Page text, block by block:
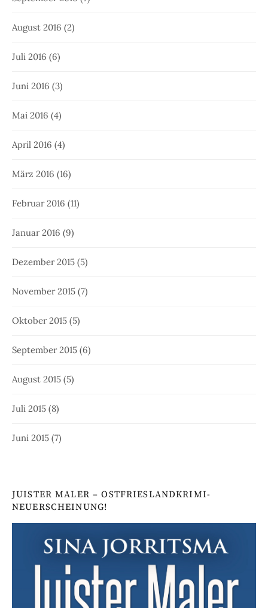
August 2016 (2)
Juli 2016 (6)
Juni 2016 (3)
Mai 2016 (4)
April 2016 (4)
März 2016 (16)
Februar 2016 (11)
Januar 2016 (9)
Dezember 2015 (5)
November 2015 (7)
Oktober 2015 (5)
September 2015 (6)
August 2015 (5)
Juli 2015 (8)
Juni 2015 (7)
JUISTER MALER – OSTFRIESLANDKRIMI-
NEUERSCHEINUNG!